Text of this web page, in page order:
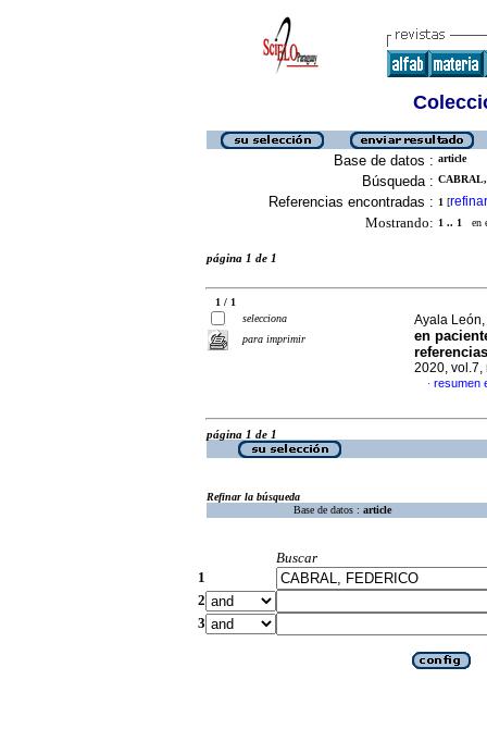
Base de datos : article
Búsqueda :
Referencias encontradas : 1 [refinar
Mostrando: 1 .. 1 en
página 1 de 1
1 / 1
selecciona
para imprimir
Ayala
en
2020, vol.7,
· resumen
página 1 de 1
Refinar la búsqueda
Base de datos : article
Buscar
1
2
3